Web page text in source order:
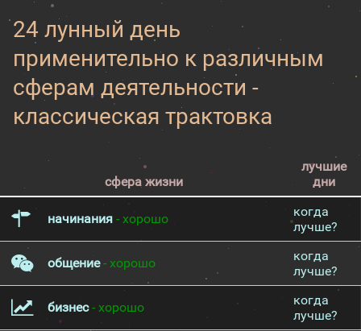
24 лунный день
применительно к различным
сферам деятельности -
классическая трактовка
сфера жизни
лучшие
дни
начинания - хорошо
когда
лучше?
общение- хорошо
когда
лучше?
бизнес- хорошо
когда
лучше?